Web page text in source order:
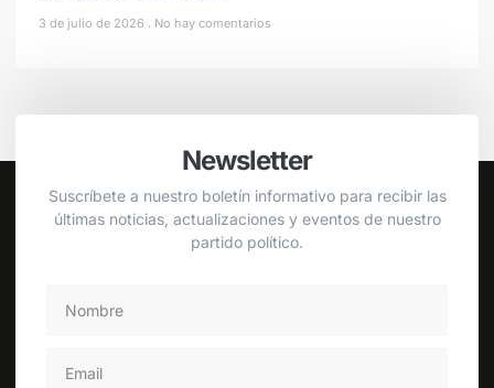
3 de julio de 2026 No hay comentarios
Newsletter
Suscríbete a nuestro boletín informativo para recibir las
últimas noticias, actualizaciones y eventos de nuestro
partido político.